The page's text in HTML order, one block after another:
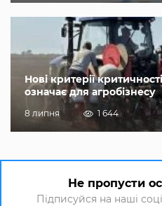
Нові критерії
означає для агробізнесу
8 липня 1 644
Не пропусти
Підписуйся на наші